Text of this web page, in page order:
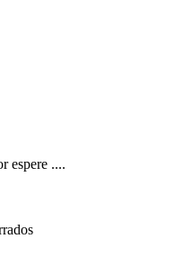
espere ....